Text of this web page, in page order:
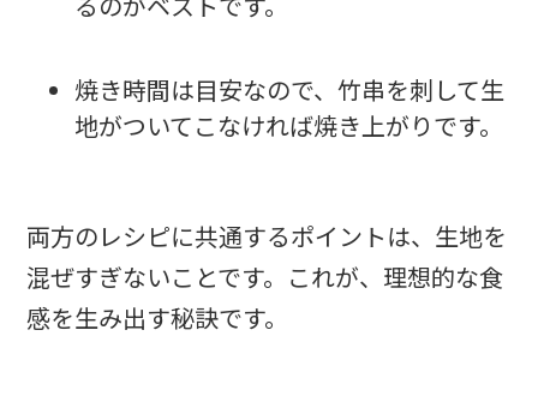
るのがベストです。
焼き時間は目安なので、竹串を刺して生
地がついてこなければ焼き上がりです。
両方のレシピに共通するポイントは、生地を
混ぜすぎないことです。これが、理想的な食
感を生み出す秘訣です。